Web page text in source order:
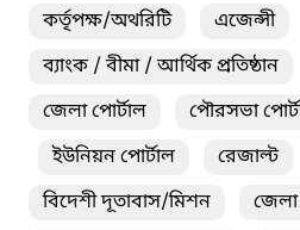
কর্তৃপক্ষ/অথরিটি
এজেন্সী
ব্যাংক / বীমা / আর্থিক প্রতিষ্ঠান
জেলা পোর্টাল
পৌরসভা
ইউনিয়ন পোর্টাল
রেজাল্ট
বিদেশী দূতাবাস/মিশন
জেলা